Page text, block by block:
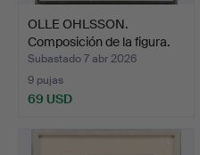
OLLE OHLSSON.
Composición de la figura.
Subastado 7 abr 2026
9 pujas
69 USD